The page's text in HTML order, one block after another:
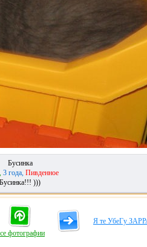
Бусинка
3 года, Пивденное
Бусинка!!! )))
фотографии
Я те УбеГу